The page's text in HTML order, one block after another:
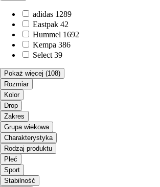
adidas 1289
Eastpak 42
Hummel 1692
Kempa 386
Select 39
Pokaż więcej (108)
Rozmiar
Kolor
Drop
Zakres
Grupa wiekowa
Charakterystyka
Rodzaj produktu
Płeć
Sport
Stabilność